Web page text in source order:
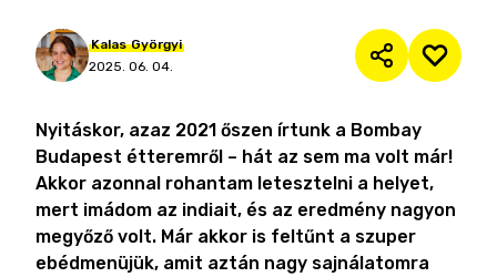
Kalas Györgyi
2025. 06. 04.
Nyitáskor, azaz 2021 őszen írtunk a Bombay
Budapest étteremről – hát az sem ma volt már!
Akkor azonnal rohantam letesztelni a helyet,
mert imádom az indiait, és az eredmény nagyon
megyőző volt. Már akkor is feltűnt a szuper
ebédmenüjük, amit aztán nagy sajnálatomra